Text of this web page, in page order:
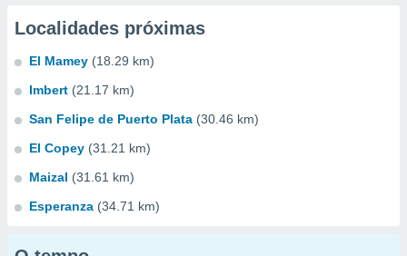
Localidades próximas
El Mamey (18.29 km)
Imbert (21.17 km)
San Felipe de Puerto Plata (30.46 km)
El Copey (31.21 km)
Maizal (31.61 km)
Esperanza (34.71 km)